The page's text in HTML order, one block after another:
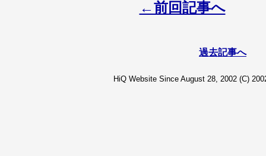
←前回記事へ
過去記事へ
HiQ Website Since August 28, 2002 (C)